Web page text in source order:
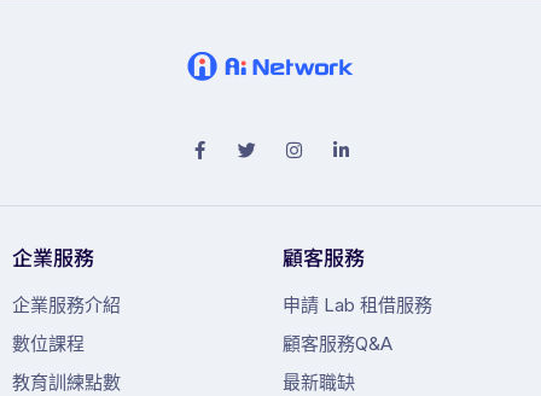
企業服務
企業服務介紹
數位課程
教育訓練點數
顧客服務
申請 Lab 租借服務
顧客服務Q&A
最新職缺